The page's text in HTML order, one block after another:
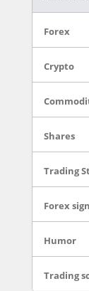
Forex
Crypto
Shares
Trading
Forex
Humor
Trading